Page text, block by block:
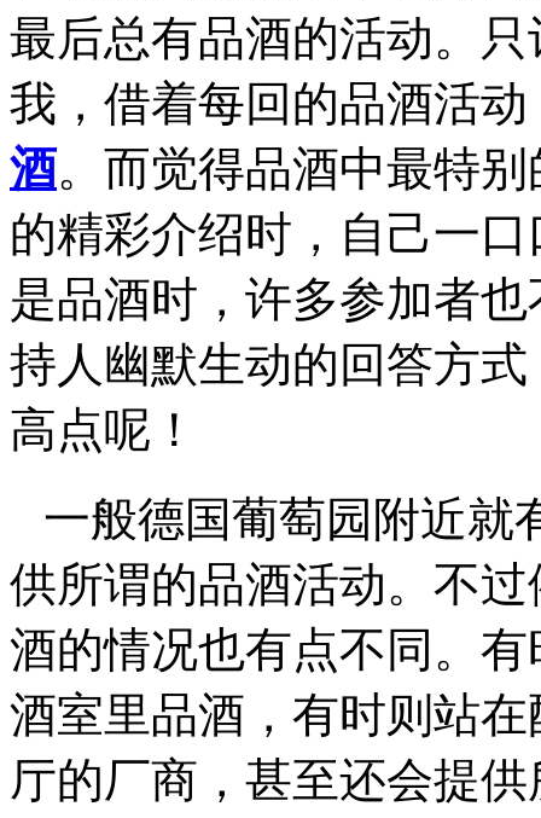
最后总有品酒的活动。
我，借着每回的品酒活
酒。而觉得品酒中最特
的精彩介绍时，自己一
是品酒时，许多参加者
持人幽默生动的回答方
高点呢！
一般德国葡萄园附近就
供所谓的品酒活动。不
酒的情况也有点不同。
酒室里品酒，有时则站
厅的厂商，甚至还会提